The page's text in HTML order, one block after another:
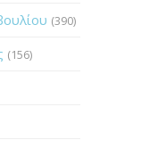
(390)
(156)